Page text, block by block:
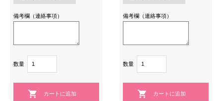
備考欄（連絡事項）
数量
備考欄（連絡事項）
数量